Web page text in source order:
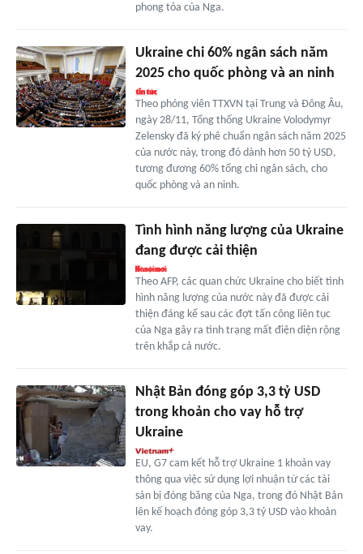
phong tỏa của Nga.
Ukraine chi 60% ngân sách năm
2025 cho quốc phòng và an ninh
Theo phóng viên TTXVN tại Trung và Đông Âu,
ngày 28/11, Tổng thống Ukraine Volodymyr
Zelensky đã ký phê chuẩn ngân sách năm 2025
của nước này, trong đó dành hơn 50 tỷ USD,
tương đương 60% tổng chi ngân sách, cho
quốc phòng và an ninh.
Tình hình năng lượng của Ukraine
đang được cải thiện
Theo AFP, các quan chức Ukraine cho biết tình
hình năng lượng của nước này đã được cải
thiện đáng kể sau các đợt tấn công liên tục
của Nga gây ra tình trạng mất điện diện rộng
trên khắp cả nước.
Nhật Bản đóng góp 3,3 tỷ USD
trong khoản cho vay hỗ trợ
Ukraine
EU, G7 cam kết hỗ trợ Ukraine 1 khoản vay
thông qua việc sử dụng lợi nhuận từ các tài
sản bị đóng băng của Nga, trong đó Nhật Bản
lên kế hoạch đóng góp 3,3 tỷ USD vào khoản
vay.